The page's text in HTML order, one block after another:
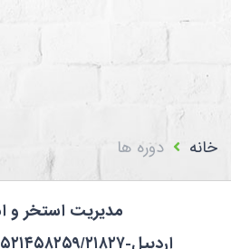
خانه دوره ها
مدیریت استخر و
اردبیل-۱۴۰۵۲۱۴۵۸۲۵۹/۲۱۸۲۷-۱۴۰۵-مشترک